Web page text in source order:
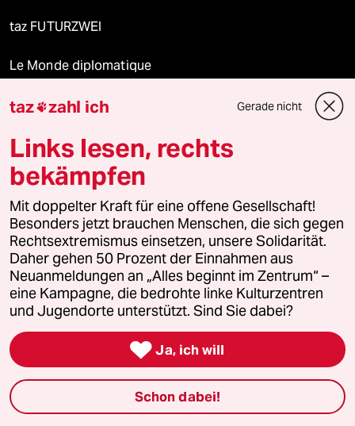
taz FUTURZWEI
Le Monde diplomatique
taz Archiv
Mehr taz Angebote
Reisen
Kantine
Shop
Anzeigen
Fragen & Hilfe
taz zahl ich Gerade nicht
Links lesen, rechts
bekämpfen
Mit doppelter Kraft für eine offene Gesellschaft!
Besonders jetzt brauchen Menschen, die sich gegen
Rechtsextremismus einsetzen, unsere Solidarität.
Daher gehen 50 Prozent der Einnahmen aus
Neuanmeldungen an „Alles beginnt im Zentrum“ –
eine Kampagne, die bedrohte linke Kulturzentren
und Jugendorte unterstützt. Sind Sie dabei?
 Ja, ich will
Schon dabei!